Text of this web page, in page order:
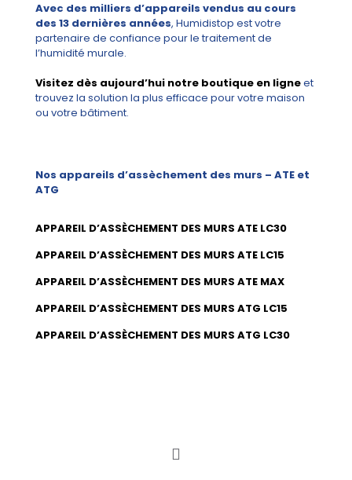
Avec des milliers d’appareils vendus au cours
des 13 dernières années, Humidistop est votre
partenaire de confiance pour le traitement de
l’humidité murale.
Visitez dès aujourd’hui notre boutique en ligneet
trouvez la solution la plus efficace pour votre maison
ou votre bâtiment.
Nos appareils d’assèchement des murs – ATE et
ATG
APPAREIL D’ASSÈCHEMENT DES MURS ATE LC30
APPAREIL D’ASSÈCHEMENT DES MURS ATE LC15
APPAREIL D’ASSÈCHEMENT DES MURS ATE MAX
APPAREIL D’ASSÈCHEMENT DES MURS ATG LC15
APPAREIL D’ASSÈCHEMENT DES MURS ATG LC30